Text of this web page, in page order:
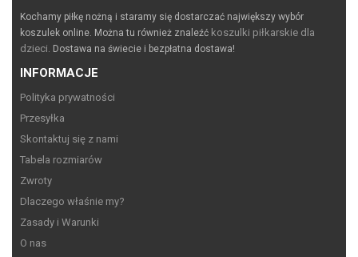
Kochamy piłkę nożną i staramy się dostarczać największy wybór
koszulek online. Można tu również znaleźć koszulki piłkarskie dla
dzieci. Dostawa na świecie i bezpłatna dostawa!
INFORMACJE
Polityka prywatności
Przesyłka
Skontaktuj się z nami
Tabela rozmiarów
Zwroty
Dlaczego właśnie my?
Zasady i Warunki
O nas